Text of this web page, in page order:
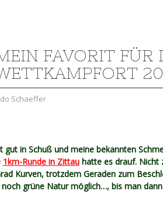
FAVORIT FÜR
Schaeffer
gut in Schuß und meine bekannten
1km-Runde in Zittauhatte es drauf. Nicht
Kurven, trotzdem Geraden zum
noch grüne Natur möglich…, bis man